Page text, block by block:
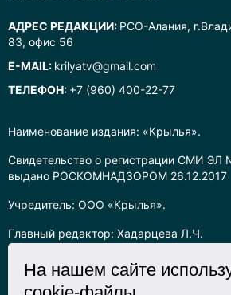
Наименование издания: «Крылья».
Свидетельство о регистрации СМИ
выдано РОСКОМНАДЗОРОМ 26.12.2017
Учредитель: ООО «Крылья».
Главный редактор: Хадарцева Л.Ч.
Информация на сайте предназначена
Все права на любые материалы,
АДРЕС РЕДАКЦИИ: РСО-Алания,
83, офис 56
E-MAIL: krilyatv@gmail.com
ТЕЛЕФОН: +7 (960) 400-22-77
На нашем сайте